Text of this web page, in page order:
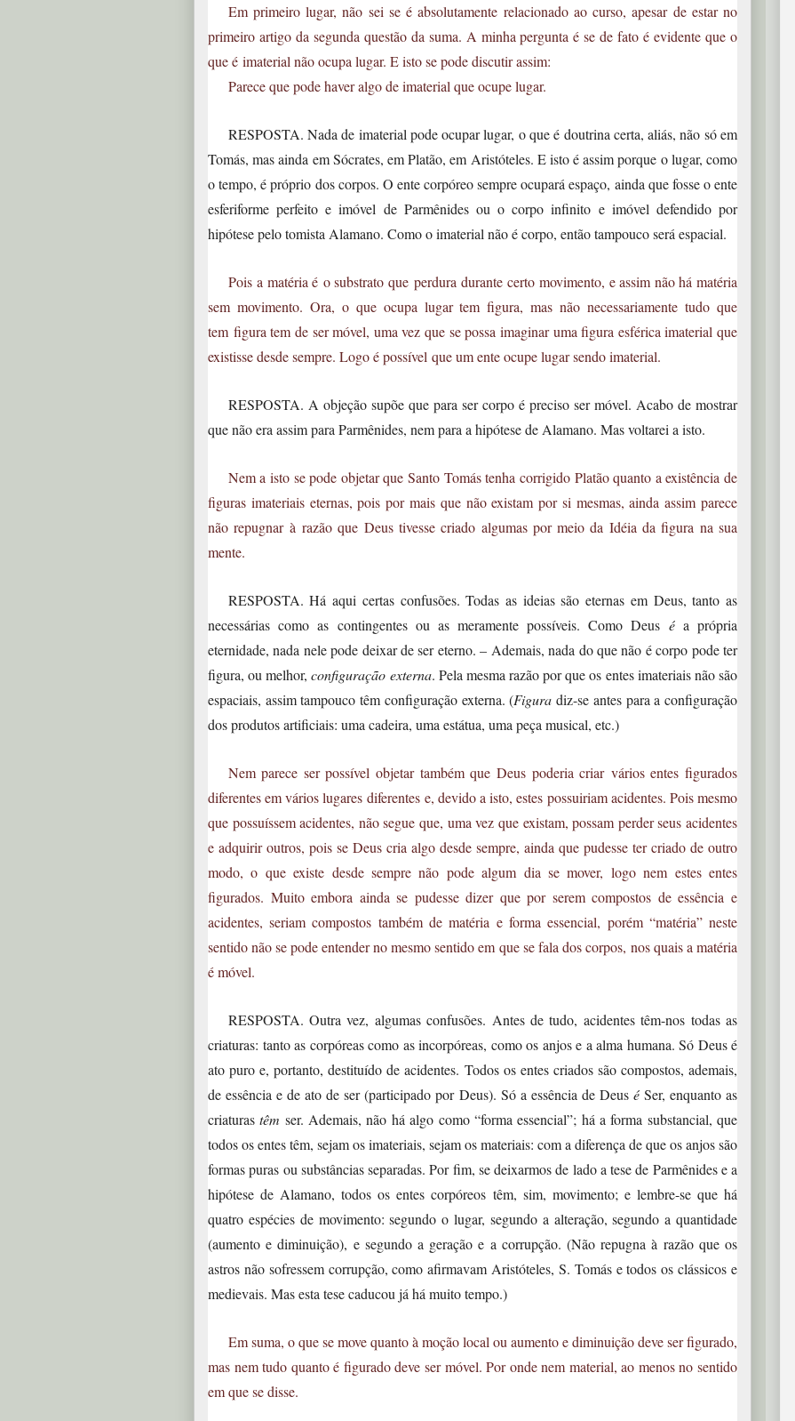
Em primeiro lugar, não sei se é absolutamente relacionado ao curso, apesar de estar no
primeiro artigo da segunda questão da suma. A minha pergunta é se de fato é evidente que o
que é imaterial não ocupa lugar. E isto se pode discutir assim:
Parece que pode haver algo de imaterial que ocupe lugar.
RESPOSTA. Nada de imaterial pode ocupar lugar, o que é doutrina certa, aliás, não só em
Tomás, mas ainda em Sócrates, em Platão, em Aristóteles. E isto é assim porque o lugar, como
o tempo, é próprio dos corpos. O ente corpóreo sempre ocupará espaço, ainda que fosse o ente
esferiforme perfeito e imóvel de Parmênides ou o corpo infinito e imóvel defendido por
hipótese pelo tomista Alamano. Como o imaterial não é corpo, então tampouco será espacial.
Pois a matéria é o substrato que perdura durante certo movimento, e assim não há matéria
sem movimento. Ora, o que ocupa lugar tem figura, mas não necessariamente tudo que
tem figura tem de ser móvel, uma vez que se possa imaginar uma figura esférica imaterial que
existisse desde sempre. Logo é possível que um ente ocupe lugar sendo imaterial.
RESPOSTA. A objeção supõe que para ser corpo é preciso ser móvel. Acabo de mostrar
que não era assim para Parmênides, nem para a hipótese de Alamano. Mas voltarei a isto.
Nem a isto se pode objetar que Santo Tomás tenha corrigido Platão quanto a existência de
figuras imateriais eternas, pois por mais que não existam por si mesmas, ainda assim parece
não repugnar à razão que Deus tivesse criado algumas por meio da Idéia da figura na sua
mente.
RESPOSTA. Há aqui certas confusões. Todas as ideias são eternas em Deus, tanto as
necessárias como as contingentes ou as meramente possíveis. Como Deus éa própria
eternidade, nada nele pode deixar de ser eterno. – Ademais, nada do que não é corpo pode ter
figura, ou melhor,configuração externa. Pela mesma razão por que os entes imateriais não são
espaciais, assim tampouco têm configuração externa. (Figura diz-se antes para a configuração
dos produtos artificiais: uma cadeira, uma estátua, uma peça musical, etc.)
Nem parece ser possível objetar também que Deus poderia criar vários entes figurados
diferentes em vários lugares diferentes e, devido a isto, estes possuiriam acidentes. Pois mesmo
que possuíssem acidentes, não segue que, uma vez que existam, possam perder seus acidentes
e adquirir outros, pois se Deus cria algo desde sempre, ainda que pudesse ter criado de outro
modo, o que existe desde sempre não pode algum dia se mover, logo nem estes entes
figurados. Muito embora ainda se pudesse dizer que por serem compostos de essência e
acidentes, seriam compostos também de matéria e forma essencial, porém “matéria” neste
sentido não se pode entender no mesmo sentido em que se fala dos corpos, nos quais a matéria
é móvel.
RESPOSTA. Outra vez, algumas confusões. Antes de tudo, acidentes têm-nos todas as
criaturas: tanto as corpóreas como as incorpóreas, como os anjos e a alma humana. Só Deus é
ato puro e, portanto, destituído de acidentes. Todos os entes criados são compostos, ademais,
de essência e de ato de ser (participado por Deus). Só a essência de Deus éSer, enquanto as
criaturastêm ser. Ademais, não há algo como “forma essencial”; há a forma substancial, que
todos os entes têm, sejam os imateriais, sejam os materiais: com a diferença de que os anjos são
formas puras ou substâncias separadas. Por fim, se deixarmos de lado a tese de Parmênides e a
hipótese de Alamano, todos os entes corpóreos têm, sim, movimento; e lembre-se que há
quatro espécies de movimento: segundo o lugar, segundo a alteração, segundo a quantidade
(aumento e diminuição), e segundo a geração e a corrupção. (Não repugna à razão que os
astros não sofressem corrupção, como afirmavam Aristóteles, S. Tomás e todos os clássicos e
medievais. Mas esta tese caducou já há muito tempo.)
Em suma, o que se move quanto à moção local ou aumento e diminuição deve ser figurado,
mas nem tudo quanto é figurado deve ser móvel. Por onde nem material, ao menos no sentido
em que se disse.